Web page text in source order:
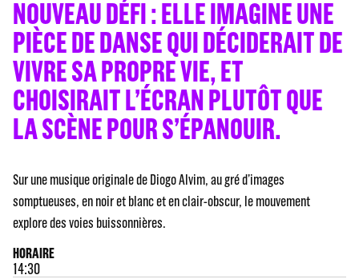
NOUVEAU DÉFI : ELLE IMAGINE UNE
PIÈCE DE DANSE QUI DÉCIDERAIT DE
VIVRE SA PROPRE VIE, ET
CHOISIRAIT L’ÉCRAN PLUTÔT QUE
LA SCÈNE POUR S’ÉPANOUIR.
Sur une musique originale de Diogo Alvim, au gré d’images
somptueuses, en noir et blanc et en clair-obscur, le mouvement
explore des voies buissonnières.
HORAIRE
14:30